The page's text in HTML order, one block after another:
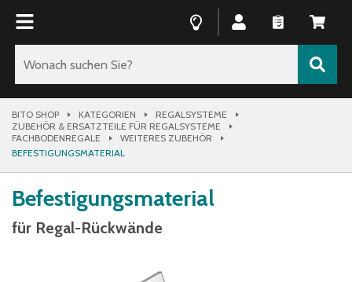
BITO SHOP KATEGORIEN
REGALSYSTEME
ZUBEHÖR & ERSATZTEILE FÜR REGALSYSTEME
FACHBODENREGALE
WEITERES ZUBEHÖR
BEFESTIGUNGSMATERIAL
Befestigungsmaterial
für Regal-Rückwände